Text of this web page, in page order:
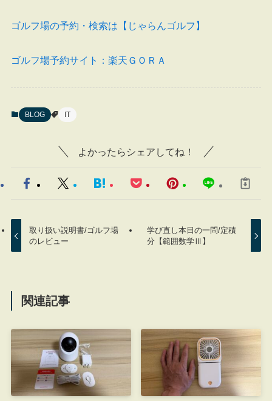
ゴルフ場の予約・検索は【じゃらんゴルフ】
ゴルフ場予約サイト：楽天ＧＯＲＡ
BLOG IT
よかったらシェアしてね！
取り扱い説明書/ゴルフ場
のレビュー
学び直し本日の一問/定積
分【範囲数学Ⅲ】
関連記事